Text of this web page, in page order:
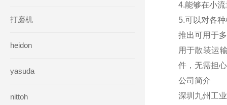
打磨机
heidon
yasuda
nittoh
4.能够在小
5.可以对各
推出可用于
用于散装运
件，无需担
公司简介
深圳九州工